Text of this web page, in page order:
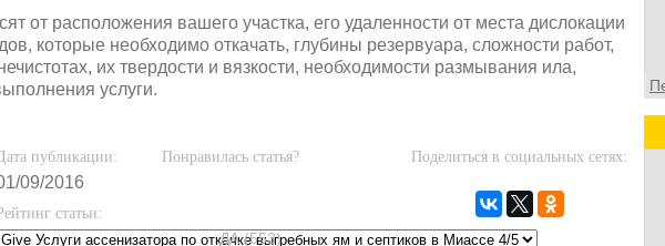
от расположения вашего участка, его удаленности от места дислокации
которые необходимо откачать, глубины резервуара, сложности работ,
их твердости и вязкости, необходимости размывания ила,
услуги.
публикации:
09/2016
Рейтинг статьи:
Понравилась статья?
ДА (553)
Поделиться в социальных сетях: